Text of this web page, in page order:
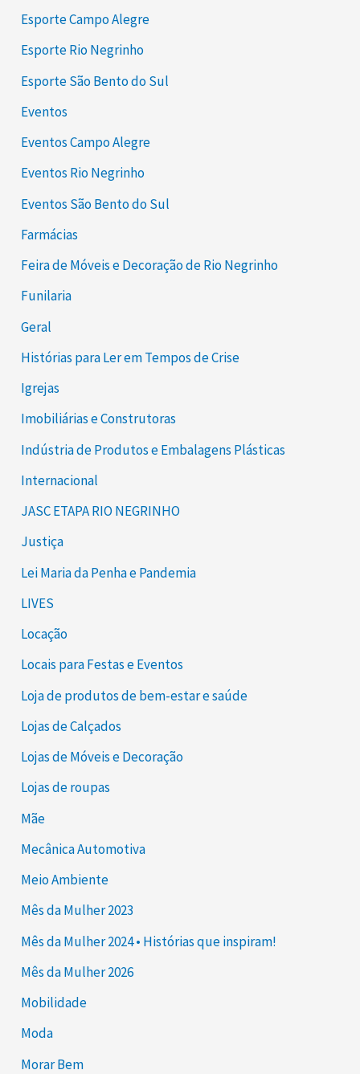
Esporte Campo Alegre
Esporte Rio Negrinho
Esporte São Bento do Sul
Eventos
Eventos Campo Alegre
Eventos Rio Negrinho
Eventos São Bento do Sul
Farmácias
Feira de Móveis e Decoração de Rio Negrinho
Funilaria
Geral
Histórias para Ler em Tempos de Crise
Igrejas
Imobiliárias e Construtoras
Indústria de Produtos e Embalagens Plásticas
Internacional
JASC ETAPA RIO NEGRINHO
Justiça
Lei Maria da Penha e Pandemia
LIVES
Locação
Locais para Festas e Eventos
Loja de produtos de bem-estar e saúde
Lojas de Calçados
Lojas de Móveis e Decoração
Lojas de roupas
Mãe
Mecânica Automotiva
Meio Ambiente
Mês da Mulher 2023
Mês da Mulher 2024 • Histórias que inspiram!
Mês da Mulher 2026
Mobilidade
Moda
Morar Bem